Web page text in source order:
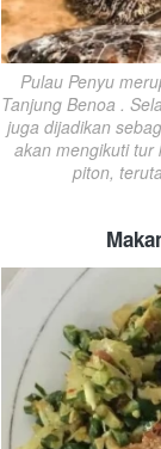
Pulau Penyu
Tanjung Benoa .
juga dijadikan
akan mengikuti tur
piton,